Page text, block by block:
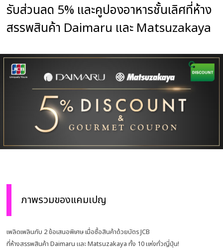
รับส่วนลด 5% และคูปองอาหารชั้นเลิศที่ห้าง
สรรพสินค้า Daimaru และ Matsuzakaya
ภาพรวมของแคมเปญ
เพลิดเพลินกับ 2 ข้อเสนอพิเศษ เมื่อซื้อสินค้าด้วยบัตร JCB
ที่ห้างสรรพสินค้า Daimaru และ Matsuzakaya ทั้ง 10 แห่งทั่วญี่ปุ่น!